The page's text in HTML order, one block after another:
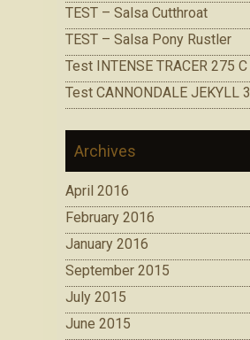
TEST – Salsa Cutthroat
TEST – Salsa Pony Rustler
Test INTENSE TRACER 275 C
Test CANNONDALE JEKYLL 3
Archives
April 2016
February 2016
January 2016
September 2015
July 2015
June 2015